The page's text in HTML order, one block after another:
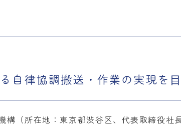
自律協調搬送・作業の実現を
（所在地：東京都渋谷区、代表取締役社